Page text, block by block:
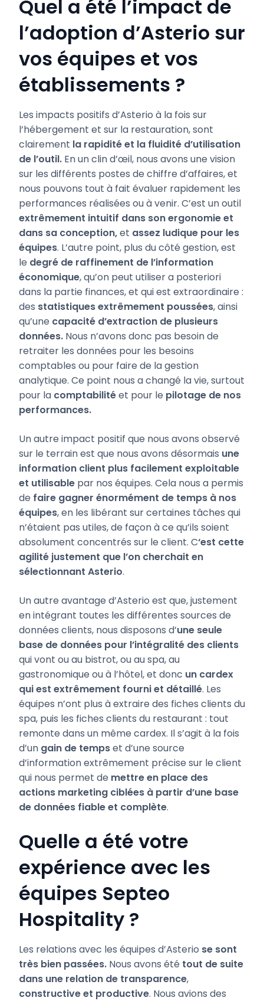
Quel a été l’impact de
l’adoption d’Asterio sur
vos équipes et vos
établissements ?
Les impacts positifs d’Asterio à la fois sur
l’hébergement et sur la restauration, sont
clairement la rapidité et la fluidité d’utilisation
de l’outil. En un clin d’œil, nous avons une vision
sur les différents postes de chiffre d’affaires, et
nous pouvons tout à fait évaluer rapidement les
performances réalisées ou à venir. C’est un outil
extrêmement intuitif dans son ergonomie et
dans sa conception,et assez ludique pour les
équipes. L’autre point, plus du côté gestion, est
le degré de raffinement de l’information
économique, qu’on peut utiliser a posteriori
dans la partie finances, et qui est extraordinaire :
des statistiques extrêmement poussées, ainsi
qu’une capacité d’extraction de plusieurs
données. Nous n’avons donc pas besoin de
retraiter les données pour les besoins
comptables ou pour faire de la gestion
analytique. Ce point nous a changé la vie, surtout
pour la comptabilitéet pour le pilotage de nos
performances.
Un autre impact positif que nous avons observé
sur le terrain est que nous avons désormais une
information client plus facilement exploitable
et utilisable par nos équipes. Cela nous a permis
de faire gagner énormément de temps à nos
équipes, en les libérant sur certaines tâches qui
n’étaient pas utiles, de façon à ce qu’ils soient
absolument concentrés sur le client. C‘est cette
agilité justement que l’on cherchait en
sélectionnant Asterio.
Un autre avantage d’Asterio est que, justement
en intégrant toutes les différentes sources de
données clients, nous disposons d’une seule
base de données pour l’intégralité des clients
qui vont ou au bistrot, ou au spa, au
gastronomique ou à l’hôtel, et donc un cardex
qui est extrêmement fourni et détaillé. Les
équipes n’ont plus à extraire des fiches clients du
spa, puis les fiches clients du restaurant : tout
remonte dans un même cardex. Il s’agit à la fois
d’un gain de tempset d’une source
d’information extrêmement précise sur le client
qui nous permet de mettre en place des
actions marketing ciblées à partir d’une base
de données fiable et complète.
Quelle a été votre
expérience avec les
équipes Septeo
Hospitality ?
Les relations avec les équipes d’Asterio se sont
très bien passées. Nous avons été tout de suite
dans une relation de transparence,
constructive et productive. Nous avions des